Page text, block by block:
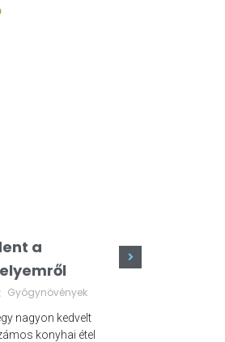
a
Gyógynövények
nagyon kedvelt
konyhai étel